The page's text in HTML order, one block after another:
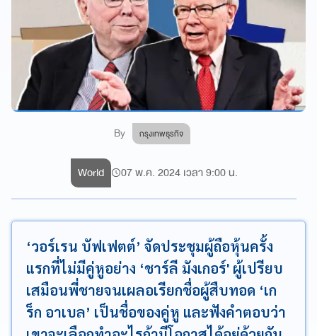
By กรุงเทพธุรกิจ
World 07 พ.ค. 2024 เวลา 9:00 น.
‘วอร์เรน บัฟเฟตต์’ จัดประชุมผู้ถือหุ้นครั้ง
แรกที่ไม่มีคู่หูอย่าง ‘ชาร์ลี มังเกอร์' ผู้เปรียบ
เสมือนพี่ชายจนเผลอเรียกชื่อผู้สืบทอด ‘เก
ร็ก อาเบล’ เป็นชื่อของคู่หู และฟังคำตอบว่า